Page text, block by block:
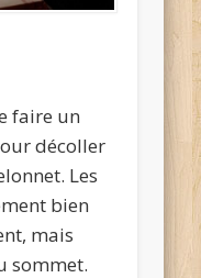
faire un
décoller
Les
bien
mais
sommet.